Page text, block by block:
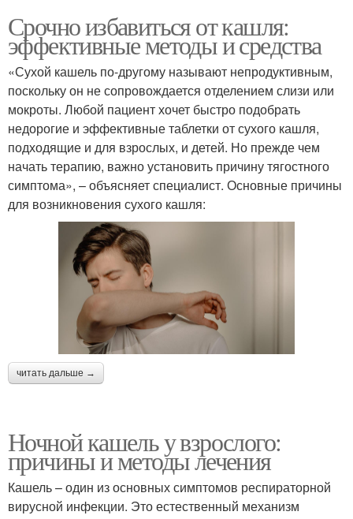
Срочно избавиться от кашля:
эффективные методы и средства
«Сухой кашель по-другому называют непродуктивным,
поскольку он не сопровождается отделением слизи или
мокроты. Любой пациент хочет быстро подобрать
недорогие и эффективные таблетки от сухого кашля,
подходящие и для взрослых, и детей. Но прежде чем
начать терапию, важно установить причину тягостного
симптома», – объясняет специалист. Основные причины
для возникновения сухого кашля:
читать дальше →
Ночной кашель у взрослого:
причины и методы лечения
Кашель – один из основных симптомов респираторной
вирусной инфекции. Это естественный механизм